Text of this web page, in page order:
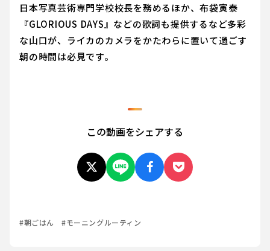
日本写真芸術専門学校校長を務めるほか、布袋寅泰
『GLORIOUS DAYS』などの歌詞も提供するなど多彩
な山口が、ライカのカメラをかたわらに置いて過ごす
朝の時間は必見です。
この動画をシェアする
#朝ごはん #モーニングルーティン